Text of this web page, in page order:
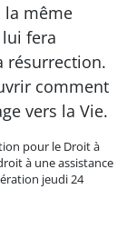
même
fera
résurrection.
comment
vers la Vie.
pour le Droit à
à une assistance
jeudi 24